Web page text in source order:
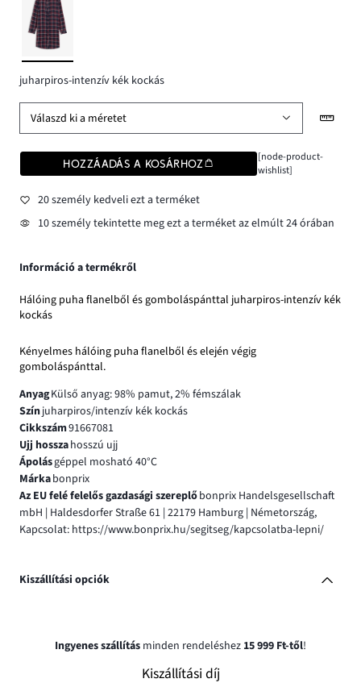
juharpiros-intenzív kék kockás
Válaszd ki a méretet
HOZZÁADÁS A KOSÁRHOZ
[node-product-
wishlist]
20 személy kedveli ezt a terméket
10 személy tekintette meg ezt a terméket az elmúlt 24 órában
Információ a termékről
Hálóing puha flanelből és gomboláspánttal juharpiros-intenzív kék
kockás
Kényelmes hálóing puha flanelből és elején végig
gomboláspánttal.
AnyagKülső anyag: 98% pamut, 2% fémszálak
Színjuharpiros/intenzív kék kockás
Cikkszám91667081
Ujj hosszahosszú ujj
Ápolásgéppel mosható 40°C
Márkabonprix
Az EU felé felelős gazdasági szereplőbonprix Handelsgesellschaft
mbH | Haldesdorfer Straße 61 | 22179 Hamburg | Németország,
Kapcsolat: https://www.bonprix.hu/segitseg/kapcsolatba-lepni/
Kiszállítási opciók
Ingyenes szállítás minden rendeléshez 15 999 Ft-től!
Kiszállítási díj